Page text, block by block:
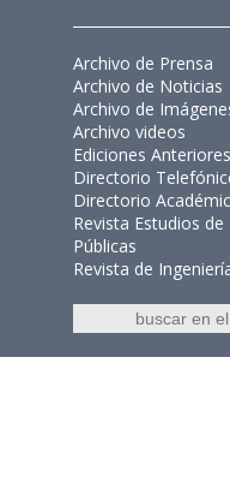
Archivo de Prensa
Archivo de Noticias
Archivo de
Archivo videos
Ediciones
Directorio
Directorio
Revista Estudios de
Públicas
Revista de